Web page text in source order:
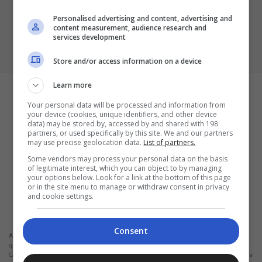
Termos e Condições
Configurações de privacidade e cookies
Sobre a empresa
ALPHAZEN TECHNOLOGIES LIMITED
Email: networknewsinc@gmail.com
Atenção:
Não solicitamos em nenhuma situação quantias em dinheiro para liberação de
qualquer tipo de produto financeiro, seja cartão de crédito, financiamento ou empréstimo.
Caso isto aconteça nos avise pelo formulário imediatamente. Observações: Trabalhamos para
Personalised advertising and content, advertising and
content measurement, audience research and
services development
Store and/or access information on a device
Learn more
Your personal data will be processed and information from
your device (cookies, unique identifiers, and other device
data) may be stored by, accessed by and shared with 198
partners, or used specifically by this site. We and our partners
may use precise geolocation data. List of partners.
Some vendors may process your personal data on the basis
of legitimate interest, which you can object to by managing
your options below. Look for a link at the bottom of this page
or in the site menu to manage or withdraw consent in privacy
and cookie settings.
Consent